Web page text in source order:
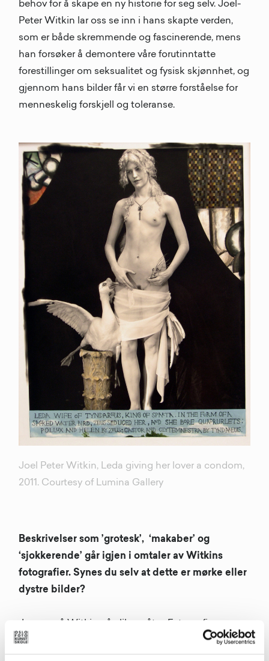
behov for å skape en ny historie for seg selv. Joel-
Peter Witkin lar oss se inn i hans skapte verden,
som er både skremmende og fascinerende, mens
han forsøker å demontere våre forutinntatte
forestillinger om seksualitet og fysisk skjønnhet, og
gjennom hans bilder får vi en større forståelse for
menneskelig forskjell og toleranse.
Joel Peter Witkin, Leda giving her lover a condom,
2011. Courtesy of Lumina Gallery
Beskrivelser som ’grotesk’, ‘makaber’ og
‘sjokkerende’ går igjen i omtaler av Witkins
fotografier. Synes du selv at dette er mørke eller
dystre bilder?
Jeg ser på Witkin på ulike måter. Fotografiene er
hjemsøkende og vakre, groteske, men dristige i sin
trass – en grusom skjønnhet som er like